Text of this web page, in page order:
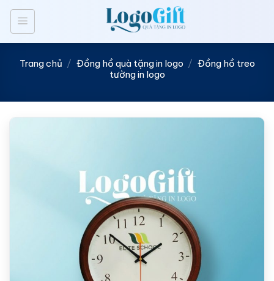
Bỏ
nội
Trang chủ / Đồng hồ quà tặng in logo / Đồng hồ treo
tường in logo